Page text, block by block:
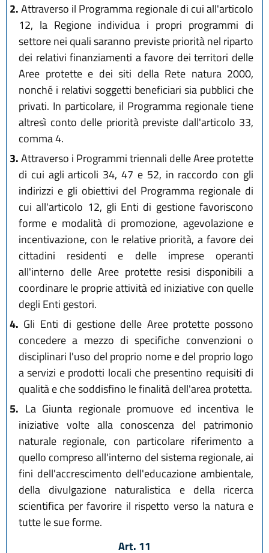
2.Attraverso il Programma regionale di cui all'articolo
12, la Regione individua i propri programmi di
settore nei quali saranno previste priorità nel riparto
dei relativi finanziamenti a favore dei territori delle
Aree protette e dei siti della Rete natura 2000,
nonché i relativi soggetti beneficiari sia pubblici che
privati. In particolare, il Programma regionale tiene
altresì conto delle priorità previste dall'articolo 33,
comma 4.
3.Attraverso i Programmi triennali delle Aree protette
di cui agli articoli 34, 47 e 52, in raccordo con gli
indirizzi e gli obiettivi del Programma regionale di
cui all'articolo 12, gli Enti di gestione favoriscono
forme e modalità di promozione, agevolazione e
incentivazione, con le relative priorità, a favore dei
cittadini residenti e delle imprese operanti
all'interno delle Aree protette resisi disponibili a
coordinare le proprie attività ed iniziative con quelle
degli Enti gestori.
4. Gli Enti di gestione delle Aree protette possono
concedere a mezzo di specifiche convenzioni o
disciplinari l'uso del proprio nome e del proprio logo
a servizi e prodotti locali che presentino requisiti di
qualità e che soddisfino le finalità dell'area protetta.
5. La Giunta regionale promuove ed incentiva le
iniziative volte alla conoscenza del patrimonio
naturale regionale, con particolare riferimento a
quello compreso all'interno del sistema regionale, ai
fini dell'accrescimento dell'educazione ambientale,
della divulgazione naturalistica e della ricerca
scientifica per favorire il rispetto verso la natura e
tutte le sue forme.
Art. 11